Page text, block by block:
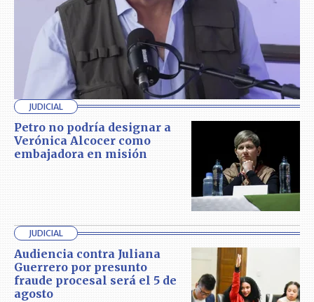
JUDICIAL
Petro no podría designar a
Verónica Alcocer como
embajadora en misión
JUDICIAL
Audiencia contra Juliana
Guerrero por presunto
fraude procesal será el 5 de
agosto